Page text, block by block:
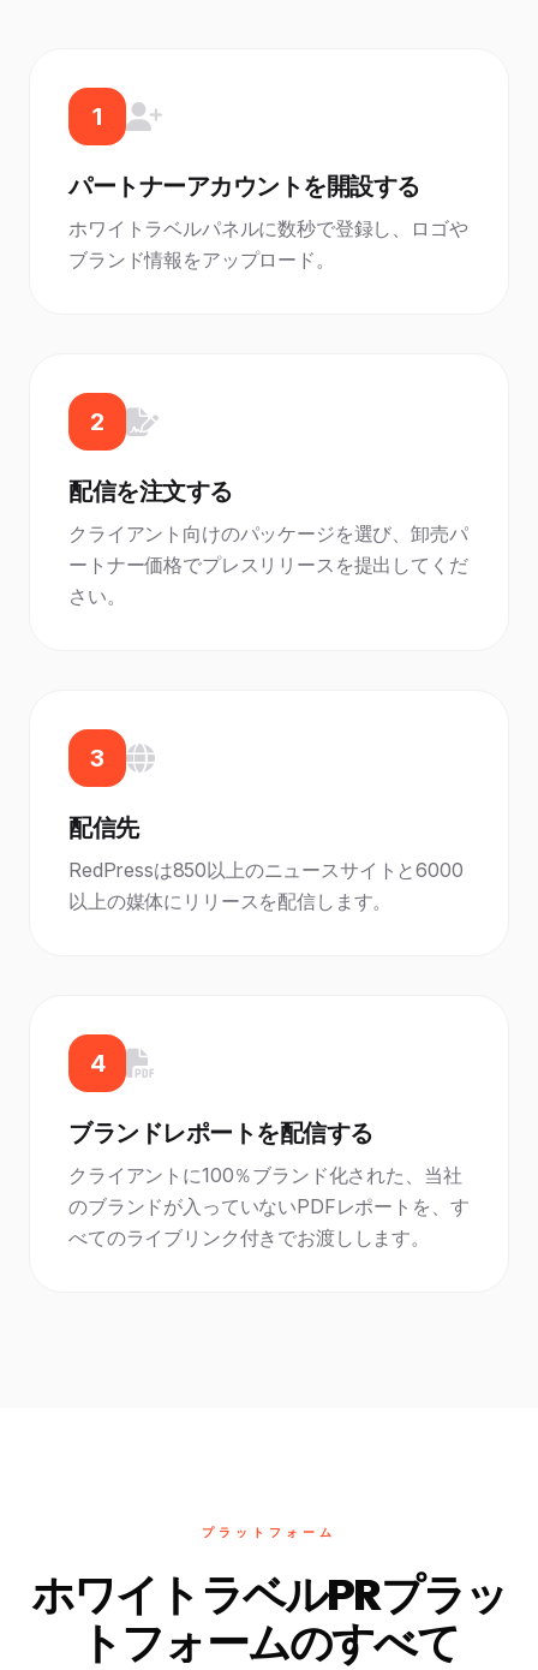
1
パートナーアカウントを開設する
ホワイトラベルパネルに数秒で登録し、ロゴや
ブランド情報をアップロード。
2
配信を注文する
クライアント向けのパッケージを選び、卸売パ
ートナー価格でプレスリリースを提出してくだ
さい。
3
配信先
RedPressは850以上のニュースサイトと6000
以上の媒体にリリースを配信します。
4
ブランドレポートを配信する
クライアントに100％ブランド化された、当社
のブランドが入っていないPDFレポートを、す
べてのライブリンク付きでお渡しします。
プラットフォーム
ホワイトラベルPRプラッ
トフォームのすべて